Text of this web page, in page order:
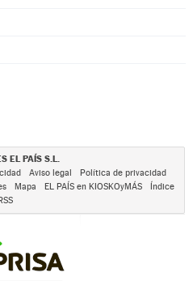
EL PAÍS S.L.
Aviso legal
Política de privacidad
Mapa EL PAÍS en KIOSKOyMÁS
Índice